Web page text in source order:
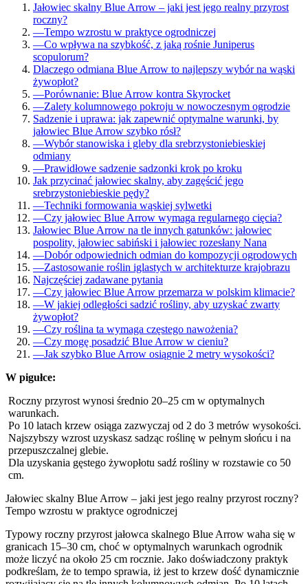
Jałowiec skalny Blue Arrow – jaki jest jego realny przyrost
roczny?
—Tempo wzrostu w praktyce ogrodniczej
—Co wpływa na szybkość, z jaką rośnie Juniperus
scopulorum?
Dlaczego odmiana Blue Arrow to najlepszy wybór na wąski
żywopłot?
—Porównanie: Blue Arrow kontra Skyrocket
—Zalety kolumnowego pokroju w nowoczesnym ogrodzie
Sadzenie i uprawa: jak zapewnić optymalne warunki, by
jałowiec Blue Arrow szybko rósł?
—Wybór stanowiska i gleby dla srebrzystoniebieskiej
odmiany
—Prawidłowe sadzenie sadzonki krok po kroku
Jak przycinać jałowiec skalny, aby zagęścić jego
srebrzystoniebieskie pędy?
—Techniki formowania wąskiej sylwetki
—Czy jałowiec Blue Arrow wymaga regularnego cięcia?
Jałowiec Blue Arrow na tle innych gatunków: jałowiec
pospolity, jałowiec sabiński i jałowiec rozesłany Nana
—Dobór odpowiednich odmian do kompozycji ogrodowych
—Zastosowanie roślin iglastych w architekturze krajobrazu
Najczęściej zadawane pytania
—Czy jałowiec Blue Arrow przemarza w polskim klimacie?
—W jakiej odległości sadzić rośliny, aby uzyskać zwarty
żywopłot?
—Czy roślina ta wymaga częstego nawożenia?
—Czy mogę posadzić Blue Arrow w cieniu?
—Jak szybko Blue Arrow osiągnie 2 metry wysokości?
W pigułce:
Roczny przyrost wynosi średnio 20–25 cm w optymalnych
warunkach.
Po 10 latach krzew osiąga zazwyczaj od 2 do 3 metrów wysokości.
Najszybszy wzrost uzyskasz sadząc roślinę w pełnym słońcu i na
przepuszczalnej glebie.
Dla uzyskania gęstego żywopłotu sadź rośliny w rozstawie co 50
cm.
Jałowiec skalny Blue Arrow – jaki jest jego realny przyrost roczny?
Tempo wzrostu w praktyce ogrodniczej
Typowy roczny przyrost jałowca skalnego Blue Arrow waha się w
granicach 15–30 cm, choć w optymalnych warunkach ogrodnik
może liczyć na około 25 cm rocznie. Jako doświadczony praktyk
podkreślam, że to tempo sprawia, iż jest to krzew dość dynamicznie